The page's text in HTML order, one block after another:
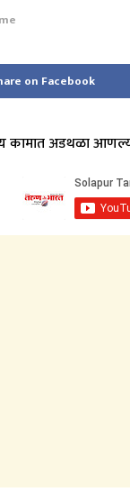
on Facebook
कामात अडथळा